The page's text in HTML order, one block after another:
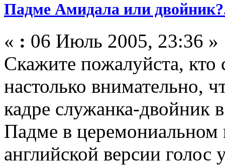
Падме Амидала или
« : 06 Июль 2005, 23:36 »
Скажите пожалуйста,
настолько внимательно,
кадре служанка-двойник
Падме в церемониальном
английской версии голос